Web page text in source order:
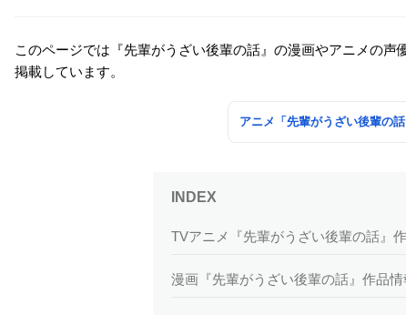
このページでは『先輩がうざい後輩の話』の漫画やアニメの
掲載しています。
アニメ「先輩がうざい後輩の
TVアニメ『先輩がうざい後輩の話』
漫画『先輩がうざい後輩の話』作品情